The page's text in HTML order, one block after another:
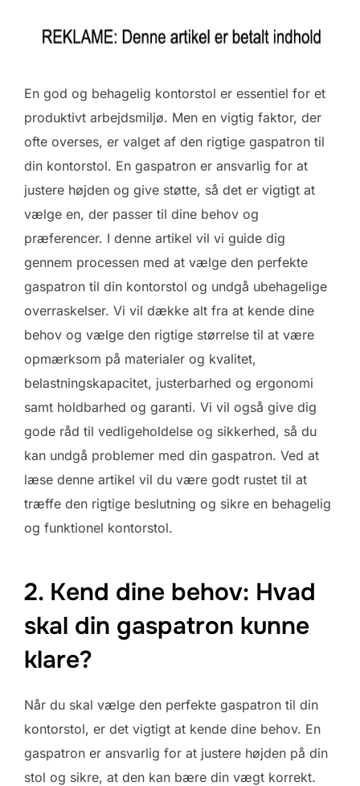
En god og behagelig kontorstol er essentiel for et
produktivt arbejdsmiljø. Men en vigtig faktor, der
ofte overses, er valget af den rigtige gaspatron til
din kontorstol. En gaspatron er ansvarlig for at
justere højden og give støtte, så det er vigtigt at
vælge en, der passer til dine behov og
præferencer. I denne artikel vil vi guide dig
gennem processen med at vælge den perfekte
gaspatron til din kontorstol og undgå ubehagelige
overraskelser. Vi vil dække alt fra at kende dine
behov og vælge den rigtige størrelse til at være
opmærksom på materialer og kvalitet,
belastningskapacitet, justerbarhed og ergonomi
samt holdbarhed og garanti. Vi vil også give dig
gode råd til vedligeholdelse og sikkerhed, så du
kan undgå problemer med din gaspatron. Ved at
læse denne artikel vil du være godt rustet til at
træffe den rigtige beslutning og sikre en behagelig
og funktionel kontorstol.
2. Kend dine behov: Hvad
skal din gaspatron kunne
klare?
Når du skal vælge den perfekte gaspatron til din
kontorstol, er det vigtigt at kende dine behov. En
gaspatron er ansvarlig for at justere højden på din
stol og sikre, at den kan bære din vægt korrekt.